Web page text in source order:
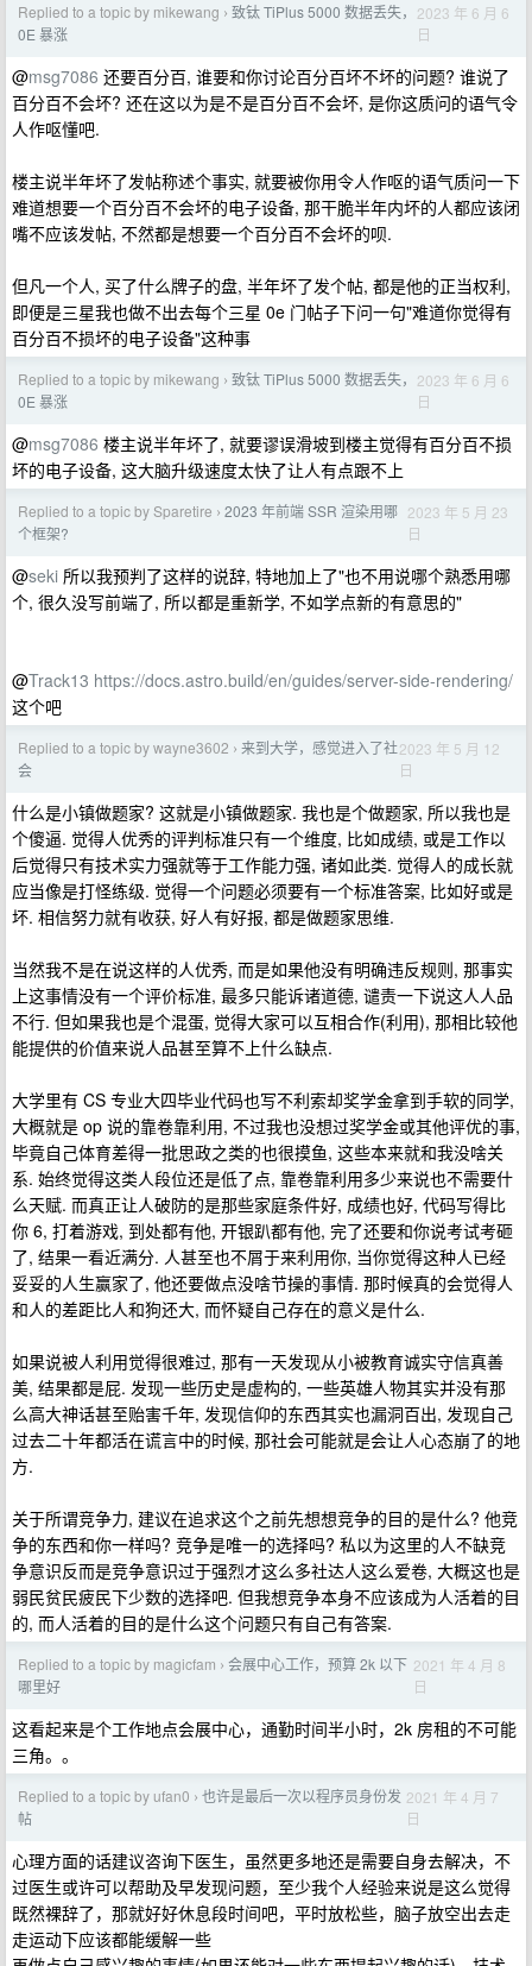
Replied to a topic by mikewang › 致钛 TiPlus 5000 数据丢失，
0E 暴涨
2023 年 6 月 6
日
@msg7086 还要百分百, 谁要和你讨论百分百坏不坏的问题? 谁说了
百分百不会坏? 还在这以为是不是百分百不会坏, 是你这质问的语气令
人作呕懂吧.
楼主说半年坏了发帖称述个事实, 就要被你用令人作呕的语气质问一下
难道想要一个百分百不会坏的电子设备, 那干脆半年内坏的人都应该闭
嘴不应该发帖, 不然都是想要一个百分百不会坏的呗.
但凡一个人, 买了什么牌子的盘, 半年坏了发个帖, 都是他的正当权利,
即便是三星我也做不出去每个三星 0e 门帖子下问一句"难道你觉得有
百分百不损坏的电子设备"这种事
Replied to a topic by mikewang › 致钛 TiPlus 5000 数据丢失，
0E 暴涨
2023 年 6 月 6
日
@msg7086 楼主说半年坏了, 就要谬误滑坡到楼主觉得有百分百不损
坏的电子设备, 这大脑升级速度太快了让人有点跟不上
Replied to a topic by Sparetire › 2023 年前端 SSR 渲染用哪
个框架?
2023 年 5 月 23
日
@seki 所以我预判了这样的说辞, 特地加上了"也不用说哪个熟悉用哪
个, 很久没写前端了, 所以都是重新学, 不如学点新的有意思的"
@Track13 https://docs.astro.build/en/guides/server-side-rendering/
这个吧
Replied to a topic by wayne3602 › 来到大学，感觉进入了社
会
2023 年 5 月 12
日
什么是小镇做题家? 这就是小镇做题家. 我也是个做题家, 所以我也是
个傻逼. 觉得人优秀的评判标准只有一个维度, 比如成绩, 或是工作以
后觉得只有技术实力强就等于工作能力强, 诸如此类. 觉得人的成长就
应当像是打怪练级. 觉得一个问题必须要有一个标准答案, 比如好或是
坏. 相信努力就有收获, 好人有好报, 都是做题家思维.
当然我不是在说这样的人优秀, 而是如果他没有明确违反规则, 那事实
上这事情没有一个评价标准, 最多只能诉诸道德, 谴责一下说这人人品
不行. 但如果我也是个混蛋, 觉得大家可以互相合作(利用), 那相比较他
能提供的价值来说人品甚至算不上什么缺点.
大学里有 CS 专业大四毕业代码也写不利索却奖学金拿到手软的同学,
大概就是 op 说的靠卷靠利用, 不过我也没想过奖学金或其他评优的事,
毕竟自己体育差得一批思政之类的也很摸鱼, 这些本来就和我没啥关
系. 始终觉得这类人段位还是低了点, 靠卷靠利用多少来说也不需要什
么天赋. 而真正让人破防的是那些家庭条件好, 成绩也好, 代码写得比
你 6, 打着游戏, 到处都有他, 开银趴都有他, 完了还要和你说考试考砸
了, 结果一看近满分. 人甚至也不屑于来利用你, 当你觉得这种人已经
妥妥的人生赢家了, 他还要做点没啥节操的事情. 那时候真的会觉得人
和人的差距比人和狗还大, 而怀疑自己存在的意义是什么.
如果说被人利用觉得很难过, 那有一天发现从小被教育诚实守信真善
美, 结果都是屁. 发现一些历史是虚构的, 一些英雄人物其实并没有那
么高大神话甚至贻害千年, 发现信仰的东西其实也漏洞百出, 发现自己
过去二十年都活在谎言中的时候, 那社会可能就是会让人心态崩了的地
方.
关于所谓竞争力, 建议在追求这个之前先想想竞争的目的是什么? 他竞
争的东西和你一样吗? 竞争是唯一的选择吗? 私以为这里的人不缺竞
争意识反而是竞争意识过于强烈才这么多社达人这么爱卷, 大概这也是
弱民贫民疲民下少数的选择吧. 但我想竞争本身不应该成为人活着的目
的, 而人活着的目的是什么这个问题只有自己有答案.
Replied to a topic by magicfam › 会展中心工作，预算 2k 以下
哪里好
2021 年 4 月 8
日
这看起来是个工作地点会展中心，通勤时间半小时，2k 房租的不可能
三角。。
Replied to a topic by ufan0 › 也许是最后一次以程序员身份发
帖
2021 年 4 月 7
日
心理方面的话建议咨询下医生，虽然更多地还是需要自身去解决，不
过医生或许可以帮助及早发现问题，至少我个人经验来说是这么觉得
既然裸辞了，那就好好休息段时间吧，平时放松些，脑子放空出去走
走运动下应该都能缓解一些